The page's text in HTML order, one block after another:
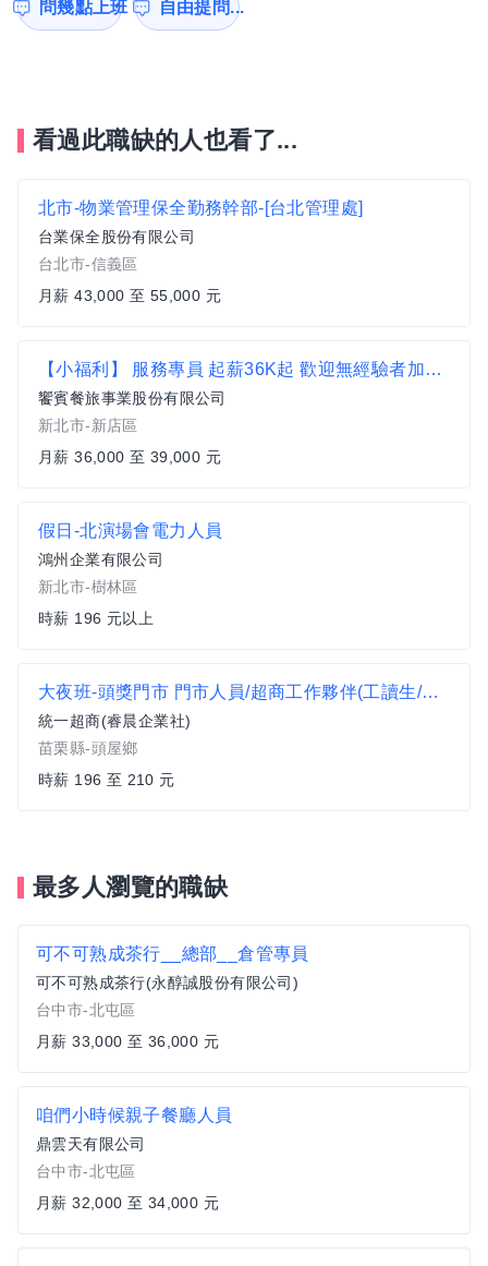
問幾點上班 自由提問...
看過此職缺的人也看了...
北市-物業管理保全勤務幹部-[台北管理處]
台業保全股份有限公司
台北市-信義區
月薪 43,000 至 55,000 元
【小福利】 服務專員 起薪36K起 歡迎無經驗者加入【新店區】
饗賓餐旅事業股份有限公司
新北市-新店區
月薪 36,000 至 39,000 元
假日-北演場會電力人員
鴻州企業有限公司
新北市-樹林區
時薪 196 元以上
大夜班-頭獎門市 門市人員/超商工作夥伴(工讀生/兼職人員/PT/時薪人員)歡迎來電 0911803597 預約面試
統一超商(睿晨企業社)
苗栗縣-頭屋鄉
時薪 196 至 210 元
最多人瀏覽的職缺
可不可熟成茶行__總部__倉管專員
可不可熟成茶行(永醇誠股份有限公司)
台中市-北屯區
月薪 33,000 至 36,000 元
咱們小時候親子餐廳人員
鼎雲天有限公司
台中市-北屯區
月薪 32,000 至 34,000 元